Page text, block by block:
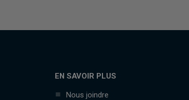
EN SAVOIR PLUS
Nous joindre